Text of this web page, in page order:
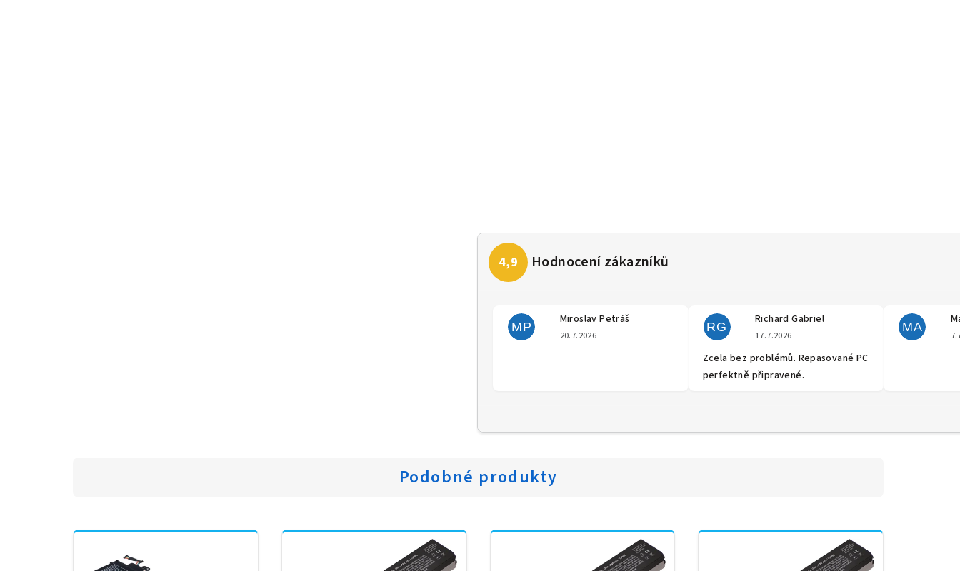
MP
Miroslav Petráš
Hodnocení obchodu je 5 z 5 hvězdiček.
20.7.2026
RG
Richard Gabriel
Hodnocení obchodu je 5 z 5
17.7.2026
Zcela bez problémů. Repasované PC
perfektně připravené.
MA
Podobné produkty